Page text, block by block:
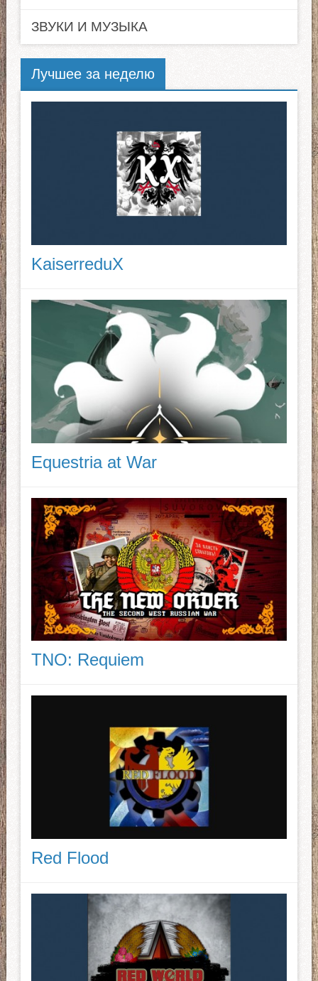
ЗВУКИ И МУЗЫКА
Лучшее за неделю
KaiserreduX
Equestria at War
TNO: Requiem
Red Flood